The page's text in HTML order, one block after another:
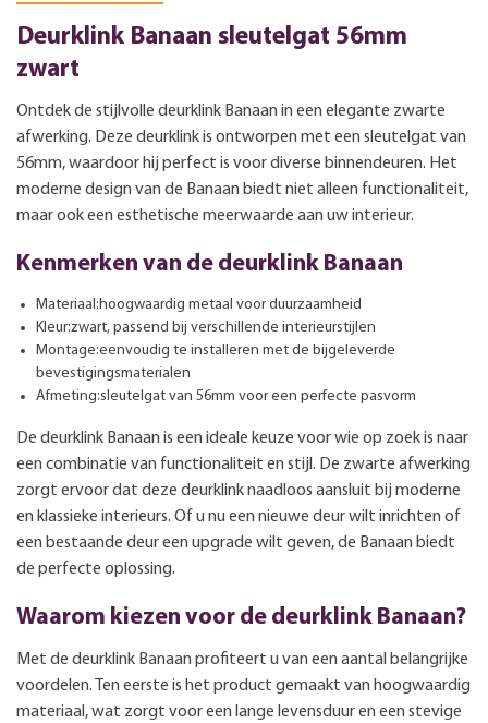
Deurklink Banaan sleutelgat 56mm
zwart
Ontdek de stijlvolle deurklink Banaan in een elegante zwarte
afwerking. Deze deurklink is ontworpen met een sleutelgat van
56mm, waardoor hij perfect is voor diverse binnendeuren. Het
moderne design van de Banaan biedt niet alleen functionaliteit,
maar ook een esthetische meerwaarde aan uw interieur.
Kenmerken van de deurklink Banaan
Materiaal:hoogwaardig metaal voor duurzaamheid
Kleur:zwart, passend bij verschillende interieurstijlen
Montage:eenvoudig te installeren met de bijgeleverde
bevestigingsmaterialen
Afmeting:sleutelgat van 56mm voor een perfecte pasvorm
De deurklink Banaan is een ideale keuze voor wie op zoek is naar
een combinatie van functionaliteit en stijl. De zwarte afwerking
zorgt ervoor dat deze deurklink naadloos aansluit bij moderne
en klassieke interieurs. Of u nu een nieuwe deur wilt inrichten of
een bestaande deur een upgrade wilt geven, de Banaan biedt
de perfecte oplossing.
Waarom kiezen voor de deurklink Banaan?
Met de deurklink Banaan profiteert u van een aantal belangrijke
voordelen. Ten eerste is het product gemaakt van hoogwaardig
materiaal, wat zorgt voor een lange levensduur en een stevige